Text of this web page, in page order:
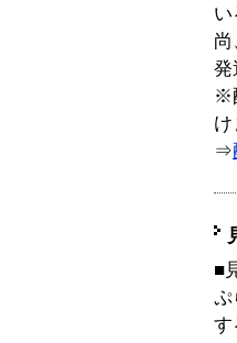
発
※
け
⇒
■
ぷ
す